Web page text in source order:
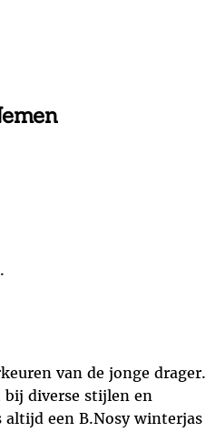
van de jonge drager.
diverse stijlen en
een B.Nosy winterjas